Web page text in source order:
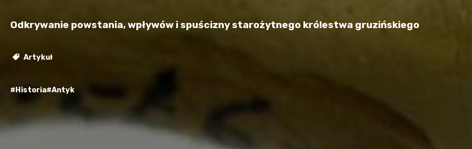
Odkrywanie powstania, wpływów i spuścizny starożytnego królestwa gruzińskiego
Artykuł
#Historia#Antyk